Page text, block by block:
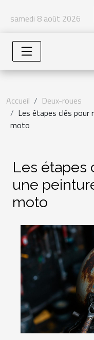
samedi 8 août 2026
Accueil
Deux-roues
Les étapes clés pour
moto
Les étapes
une
moto